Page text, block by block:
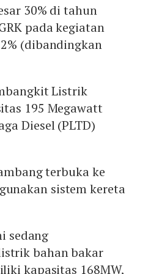
30% di tahun
pada kegiatan
(dibandingkan
Listrik
195 Megawatt
Diesel (PLTD)
terbuka ke
sistem kereta
sedang
bahan bakar
kapasitas 168MW,